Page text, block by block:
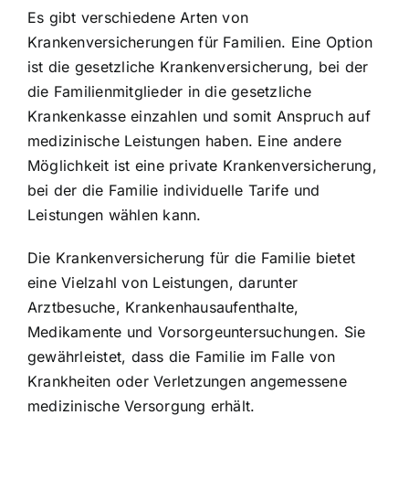
Es gibt verschiedene Arten von
Krankenversicherungen für Familien. Eine Option
ist die gesetzliche Krankenversicherung, bei der
die Familienmitglieder in die gesetzliche
Krankenkasse einzahlen und somit Anspruch auf
medizinische Leistungen haben. Eine andere
Möglichkeit ist eine private Krankenversicherung,
bei der die Familie individuelle Tarife und
Leistungen wählen kann.
Die Krankenversicherung für die Familie bietet
eine Vielzahl von Leistungen, darunter
Arztbesuche, Krankenhausaufenthalte,
Medikamente und Vorsorgeuntersuchungen. Sie
gewährleistet, dass die Familie im Falle von
Krankheiten oder Verletzungen angemessene
medizinische Versorgung erhält.